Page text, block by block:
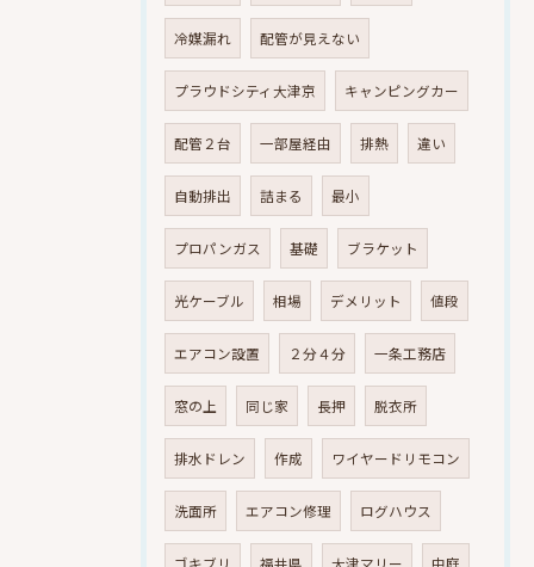
冷媒漏れ 配管が見えない
プラウドシティ大津京 キャンピングカー
配管２台 一部屋経由 排熱 違い
自動排出 詰まる 最小
プロパンガス 基礎 ブラケット
光ケーブル 相場 デメリット 値段
エアコン設置 ２分４分 一条工務店
窓の上 同じ家 長押 脱衣所
排水ドレン 作成 ワイヤードリモコン
洗面所 エアコン修理 ログハウス